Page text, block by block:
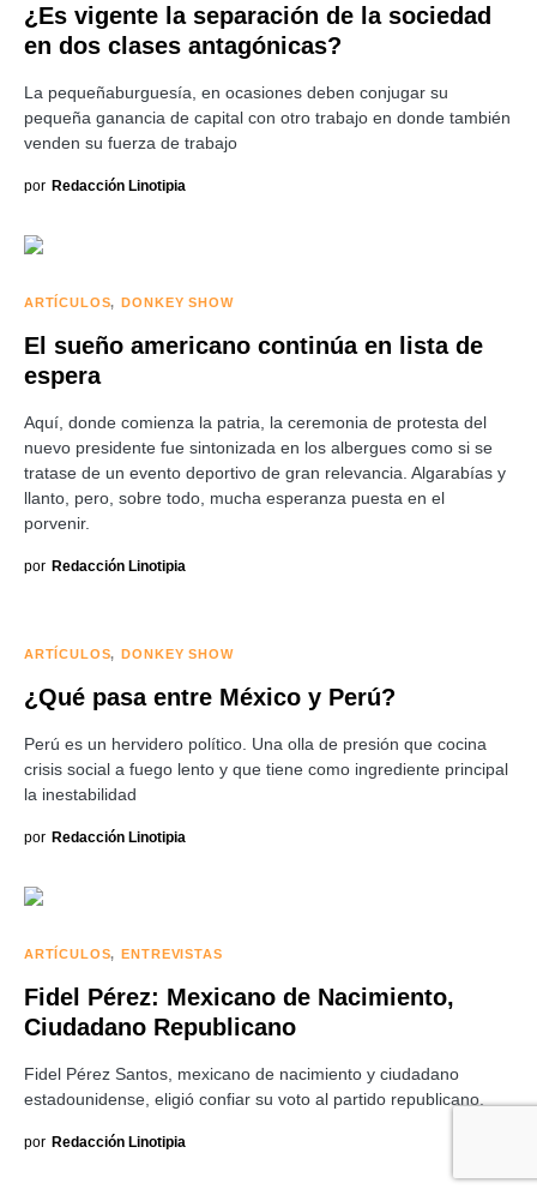
¿Es vigente la separación de la sociedad
en dos clases antagónicas?
La pequeñaburguesía, en ocasiones deben conjugar su
pequeña ganancia de capital con otro trabajo en donde también
venden su fuerza de trabajo
por Redacción Linotipia
ARTÍCULOS DONKEY SHOW
El sueño americano continúa en lista de
espera
Aquí, donde comienza la patria, la ceremonia de protesta del
nuevo presidente fue sintonizada en los albergues como si se
tratase de un evento deportivo de gran relevancia. Algarabías y
llanto, pero, sobre todo, mucha esperanza puesta en el
porvenir.
por Redacción Linotipia
ARTÍCULOS DONKEY SHOW
¿Qué pasa entre México y Perú?
Perú es un hervidero político. Una olla de presión que cocina
crisis social a fuego lento y que tiene como ingrediente principal
la inestabilidad
por Redacción Linotipia
ARTÍCULOS ENTREVISTAS
Fidel Pérez: Mexicano de Nacimiento,
Ciudadano Republicano
Fidel Pérez Santos, mexicano de nacimiento y ciudadano
estadounidense, eligió confiar su voto al partido republicano.
por Redacción Linotipia